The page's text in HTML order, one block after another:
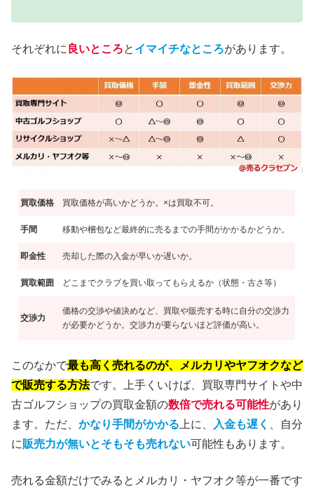
それぞれに 良いところと イマイチなところがあります。
買取価格 買取価格が高いかどうか。×は買取不可。
手間 移動や梱包など最終的に売るまでの手間がかかるかどうか。
即金性 売却した際の入金が早いか遅いか。
買取範囲 どこまでクラブを買い取ってもらえるか（状態・古さ等）
交渉力
価格の交渉や値決めなど、買取や販売する時に自分の交渉力
が必要かどうか。交渉力が要らないほど評価が高い。
このなかで最も高く売れるのが、メルカリやヤフオクなど
で販売する方法です。上手くいけば、買取専門サイトや中
古ゴルフショップの買取金額の数倍で売れる可能性があり
ます。ただ、 かなり手間がかかる 上に、 入金も遅く
、自分
に販売力が無いとそもそも売れない可能性もあります。
売れる金額だけでみるとメルカリ・ヤフオク等が一番です